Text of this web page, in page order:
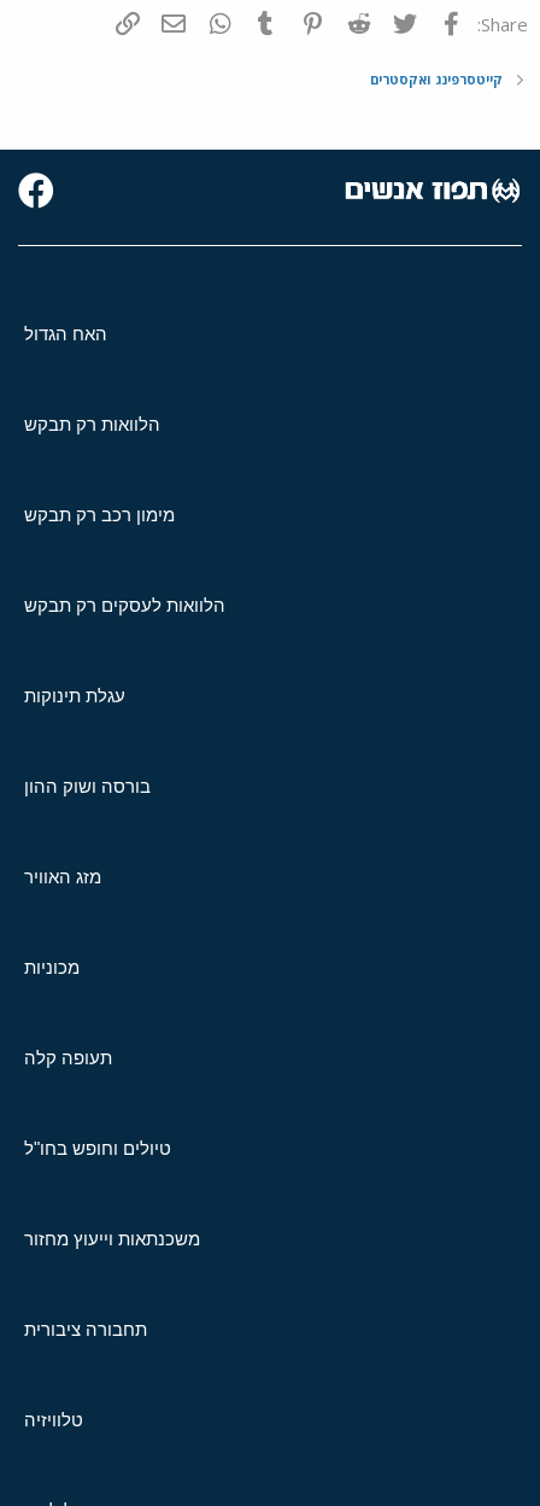
Share: פייסבוק Twitter
Reddit
Pinterest
Tumblr
WhatsAppדואר אלקטרוני
קייטסרפינג ואקסטרים
האח הגדול
הלוואות רק תבקש
מימון רכב רק תבקש
הלוואות לעסקים רק תבקש
עגלת תינוקות
בורסה ושוק ההון
מזג האוויר
מכוניות
תעופה קלה
טיולים וחופש בחו"ל
משכנתאות וייעוץ מחזור
תחבורה ציבורית
טלוויזיה